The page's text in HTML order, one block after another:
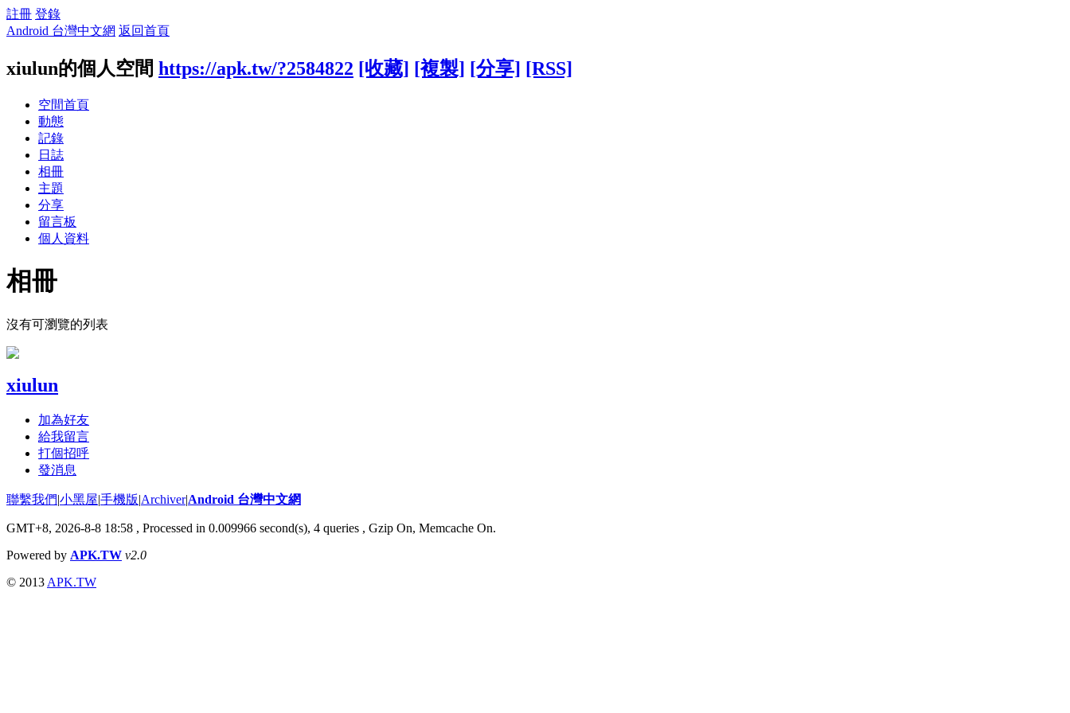
註冊 登錄
Android 台灣中文網 返回首頁
xiulun的個人空間 https://apk.tw/?2584822 [收藏] [複製] [分享] [RSS]
空間首頁
動態
記錄
日誌
相冊
主題
分享
留言板
個人資料
相冊
沒有可瀏覽的列表
xiulun
加為好友
給我留言
打個招呼
發消息
聯繫我們|小黑屋|手機版|Archiver|Android 台灣中文網
GMT+8, 2026-8-8 18:58 , Processed in 0.009966 second(s), 4 queries , Gzip On, Memcache On.
Powered by APK.TW v2.0
© 2013 APK.TW